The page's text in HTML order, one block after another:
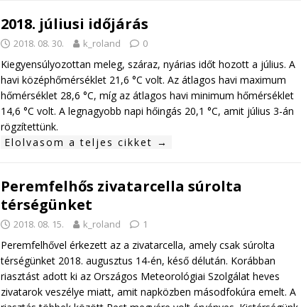
2018. júliusi időjárás
2018. 08. 30. k_roland 0
Kiegyensúlyozottan meleg, száraz, nyárias időt hozott a július. A
havi középhőmérséklet 21,6 °C volt. Az átlagos havi maximum
hőmérséklet 28,6 °C, míg az átlagos havi minimum hőmérséklet
14,6 °C volt. A legnagyobb napi hőingás 20,1 °C, amit július 3-án
rögzítettünk.
Elolvasom a teljes cikket →
Peremfelhős zivatarcella súrolta
térségünket
2018. 08. 15. k_roland 1
Peremfelhővel érkezett az a zivatarcella, amely csak súrolta
térségünket 2018. augusztus 14-én, késő délután. Korábban
riasztást adott ki az Országos Meteorológiai Szolgálat heves
zivatarok veszélye miatt, amit napközben másodfokúra emelt. A